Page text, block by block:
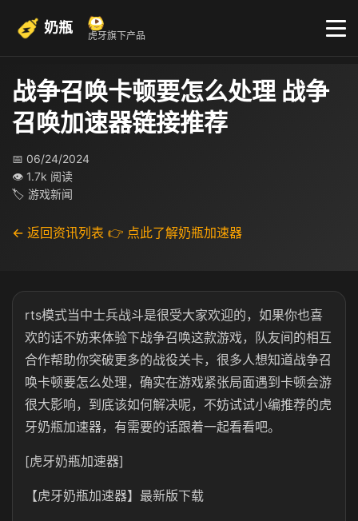
奶瓶 虎牙旗下产品
战争召唤卡顿要怎么处理 战争
召唤加速器链接推荐
📅 06/24/2024
👁 1.7k 阅读
🏷 游戏新闻
← 返回资讯列表 👉 点此了解奶瓶加速器
rts模式当中士兵战斗是很受大家欢迎的，如果你也喜
欢的话不妨来体验下战争召唤这款游戏，队友间的相互
合作帮助你突破更多的战役关卡，很多人想知道战争召
唤卡顿要怎么处理，确实在游戏紧张局面遇到卡顿会游
很大影响，到底该如何解决呢，不妨试试小编推荐的虎
牙奶瓶加速器，有需要的话跟着一起看看吧。
[虎牙奶瓶加速器]
【虎牙奶瓶加速器】最新版下载